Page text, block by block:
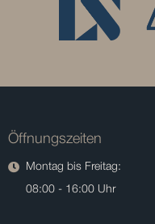
Öffnungszeiten
Montag bis Freitag:
08:00 - 16:00 Uhr